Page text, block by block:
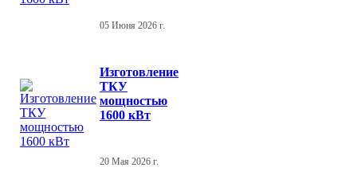
05 Июня 2026 г.
Изготовление
ТКУ
мощностью
1600 кВт
20 Мая 2026 г.